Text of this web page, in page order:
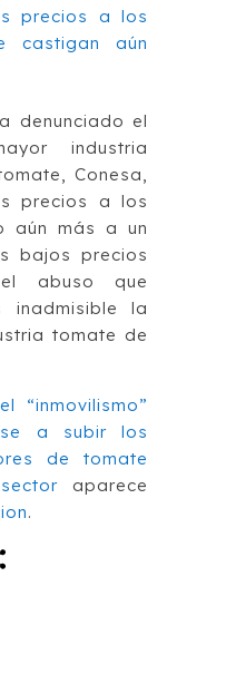
denunciado el
industria
Conesa,
precios a los
aún más a un
bajos precios
abuso que
inadmisible la
tomate de
“inmovilismo”
a subir los
de tomate
aparece
.